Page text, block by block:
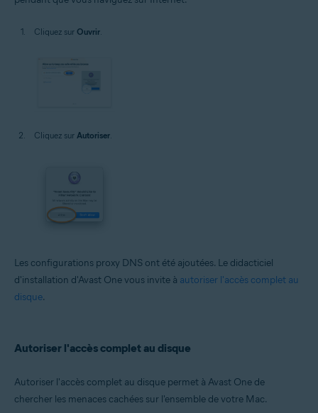
Cliquez sur Ouvrir.
Cliquez sur Autoriser.
Les configurations proxy DNS ont été ajoutées. Le didacticiel
d'installation d'Avast One vous invite à autoriser l'accès complet au
disque.
Autoriser l'accès complet au disque
Autoriser l'accès complet au disque permet à Avast One de
chercher les menaces cachées sur l'ensemble de votre Mac.